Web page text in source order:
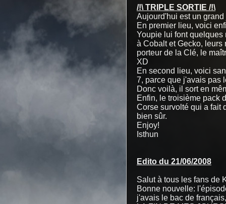
/!\ TRIPLE SORTIE /!\
Aujourd'hui est un
En premier lieu, voici
Youpie lui font quelques
à Cobalt et Gecko, leurs
porteur de la Clé, le
XD
En second lieu, voici
7, parce que j'avais pas
Donc voilà, il sort en
Enfin, le troisième pack
Corse survolté qui a fait
bien sûr.
Enjoy!
Isthun
Edito du 21/06/2008
Salut à tous les fans de
Bonne nouvelle:
j'avais le bac de